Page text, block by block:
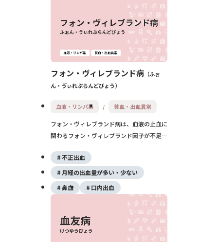
フォン・ヴィレブランド病
ふぉ
ん・ゔぃれぶらんどびょう
血液・リンパ系 貧血・出血異常
フォン・ヴィレブランド病は、血液の止血に
関わるフォン・ヴィレブランド因子が不足ま
くなる遺伝性の出血性疾患です。症状は軽度
から重度まであり、鼻血や月経過多が代表的
です。治療には止血薬や因子補充が用いられ
ます。
不正出血
月経の出血量が多い・少ない
鼻血
口内出血